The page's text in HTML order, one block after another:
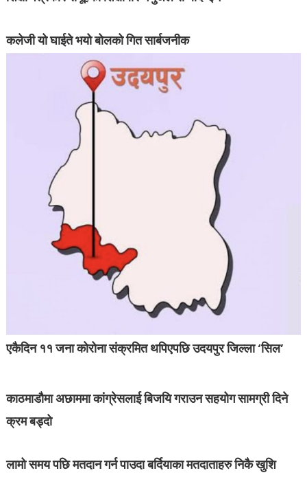
कलेजी यो घाईते भयो बोलको गित सार्बजनीक
एकैदिन ११ जना कोरोना संक्रमित थपिएपछि उदयपुर जिल्ला ‘सिल’
काठमाडौमा अछाममा कांग्रेसलाई बिजयि गराउन सहयोग सामग्री दिने
क्रम बड्दो
लामो समय पछि मतदान गर्न पाउदा बर्दियाका मतदाताहरु निकै खुशि